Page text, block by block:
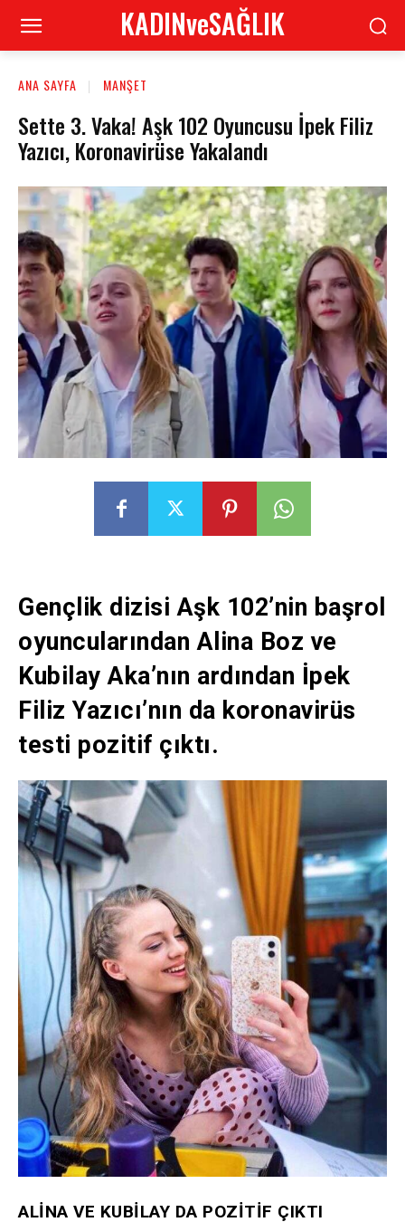
KADINveSAĞLIK
ANA SAYFA MANŞET
Sette 3. Vaka! Aşk 102 Oyuncusu İpek Filiz
Yazıcı, Koronavirüse Yakalandı
Gençlik dizisi Aşk 102’nin başrol
oyuncularından Alina Boz ve
Kubilay Aka’nın ardından İpek
Filiz Yazıcı’nın da koronavirüs
testi pozitif çıktı.
ALİNA VE KUBİLAY DA POZİTİF ÇIKTI